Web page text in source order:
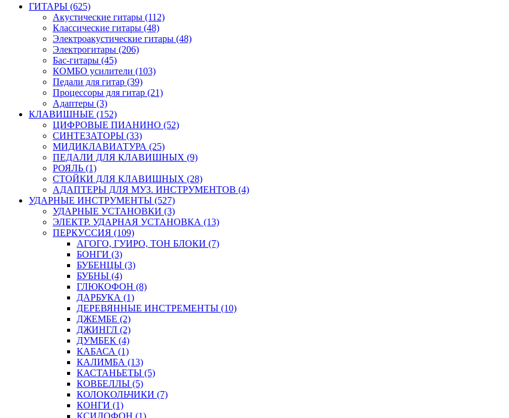
ГИТАРЫ (625)
Акустические гитары (112)
Классические гитары (48)
Электроакустические гитары (48)
Электрогитары (206)
Бас-гитары (45)
КОМБО усилители (103)
Педали для гитар (39)
Процессоры для гитар (21)
Адаптеры (3)
КЛАВИШНЫЕ (152)
ЦИФРОВЫЕ ПИАНИНО (52)
СИНТЕЗАТОРЫ (33)
МИДИКЛАВИАТУРА (25)
ПЕДАЛИ ДЛЯ КЛАВИШНЫХ (9)
РОЯЛЬ (1)
СТОЙКИ ДЛЯ КЛАВИШНЫХ (28)
АДАПТЕРЫ ДЛЯ МУЗ. ИНСТРУМЕНТОВ (4)
УДАРНЫЕ ИНСТРУМЕНТЫ (527)
УДАРНЫЕ УСТАНОВКИ (3)
ЭЛЕКТР. УДАРНАЯ УСТАНОВКА (13)
ПЕРКУССИЯ (109)
АГОГО, ГУИРО, ТОН БЛОКИ (7)
БОНГИ (3)
БУБЕНЦЫ (3)
БУБНЫ (4)
ГЛЮКОФОН (8)
ДАРБУКА (1)
ДЕРЕВЯННЫЕ ИНСТРЕМЕНТЫ (10)
ДЖЕМБЕ (2)
ДЖИНГЛ (2)
ДУМБЕК (4)
КАБАСА (1)
КАЛИМБА (13)
КАСТАНЬЕТЫ (5)
КОВБЕЛЛЫ (5)
КОЛОКОЛЬЧИКИ (7)
КОНГИ (1)
КСИЛОФОН (1)